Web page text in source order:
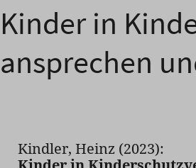
Kinder in
ansprechen
Kindler, Heinz (2023):